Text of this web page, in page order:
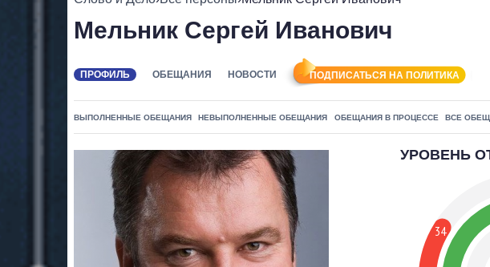
Мельник Сергей Иванович
ПРОФИЛЬ ОБЕЩАНИЯ НОВОСТИ ПОДПИСАТЬСЯ НА ПОЛИТИКА
ВЫПОЛНЕННЫЕ ОБЕЩАНИЯ НЕВЫПОЛНЕННЫЕ ОБЕЩАНИЯ ОБЕЩАНИЯ В ПРОЦЕССЕ ВСЕ
УРОВЕНЬ
34